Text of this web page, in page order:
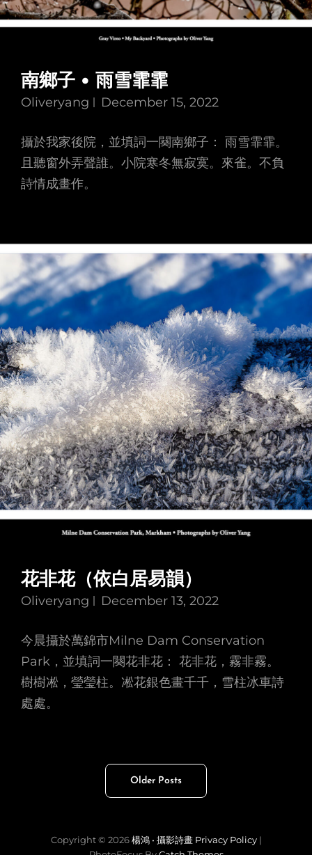
南鄉子 • 雨雪霏霏
Oliveryang December 15, 2022
攝於我家後院，並填詞一闋南鄉子： 雨雪霏霏。
且聽窗外弄聲誰。小院寒冬無寂寞。來雀。不負
詩情成畫作。
花非花（依白居易韻）
Oliveryang December 13, 2022
今晨攝於萬錦市Milne Dam Conservation
Park，並填詞一闋花非花： 花非花，霧非霧。
樹樹凇，瑩瑩柱。凇花銀色畫千千，雪柱冰車詩
處處。
Older Posts
Copyright © 2026楊鴻 • 攝影詩畫 Privacy Policy|